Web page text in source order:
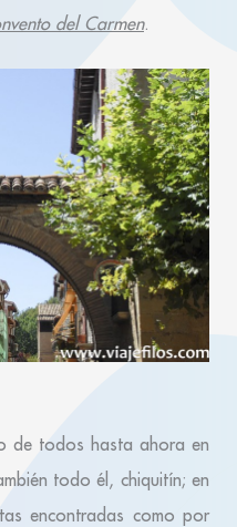
del Carmen.
de todos hasta ahora en
todo él, chiquitín; en
encontradas como por